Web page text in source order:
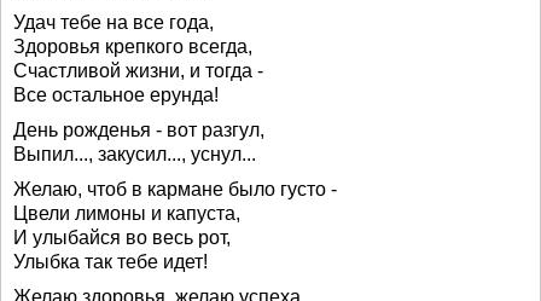
Удач тебе на все года,
Здоровья крепкого всегда,
Счастливой жизни, и тогда -
Все остальное ерунда!
День рожденья - вот разгул,
Выпил..., закусил..., уснул...
Желаю, чтоб в кармане было густо -
Цвели лимоны и капуста,
И улыбайся во весь рот,
Улыбка так тебе идет!
Желаю здоровья, желаю успеха,